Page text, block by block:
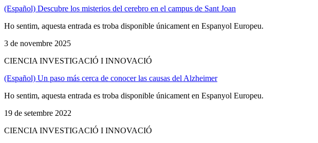
(Español) Descubre los misterios del cerebro en el campus de Sant Joan
Ho sentim, aquesta entrada es troba disponible únicament en Espanyol Europeu.
3 de novembre 2025
CIENCIA INVESTIGACIÓ I INNOVACIÓ
(Español) Un paso más cerca de conocer las causas del Alzheimer
Ho sentim, aquesta entrada es troba disponible únicament en Espanyol Europeu.
19 de setembre 2022
CIENCIA INVESTIGACIÓ I INNOVACIÓ